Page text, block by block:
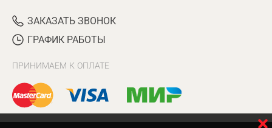
ЗАКАЗАТЬ ЗВОНОК
ГРАФИК РАБОТЫ
ПРИНИМАЕМ К ОПЛАТЕ